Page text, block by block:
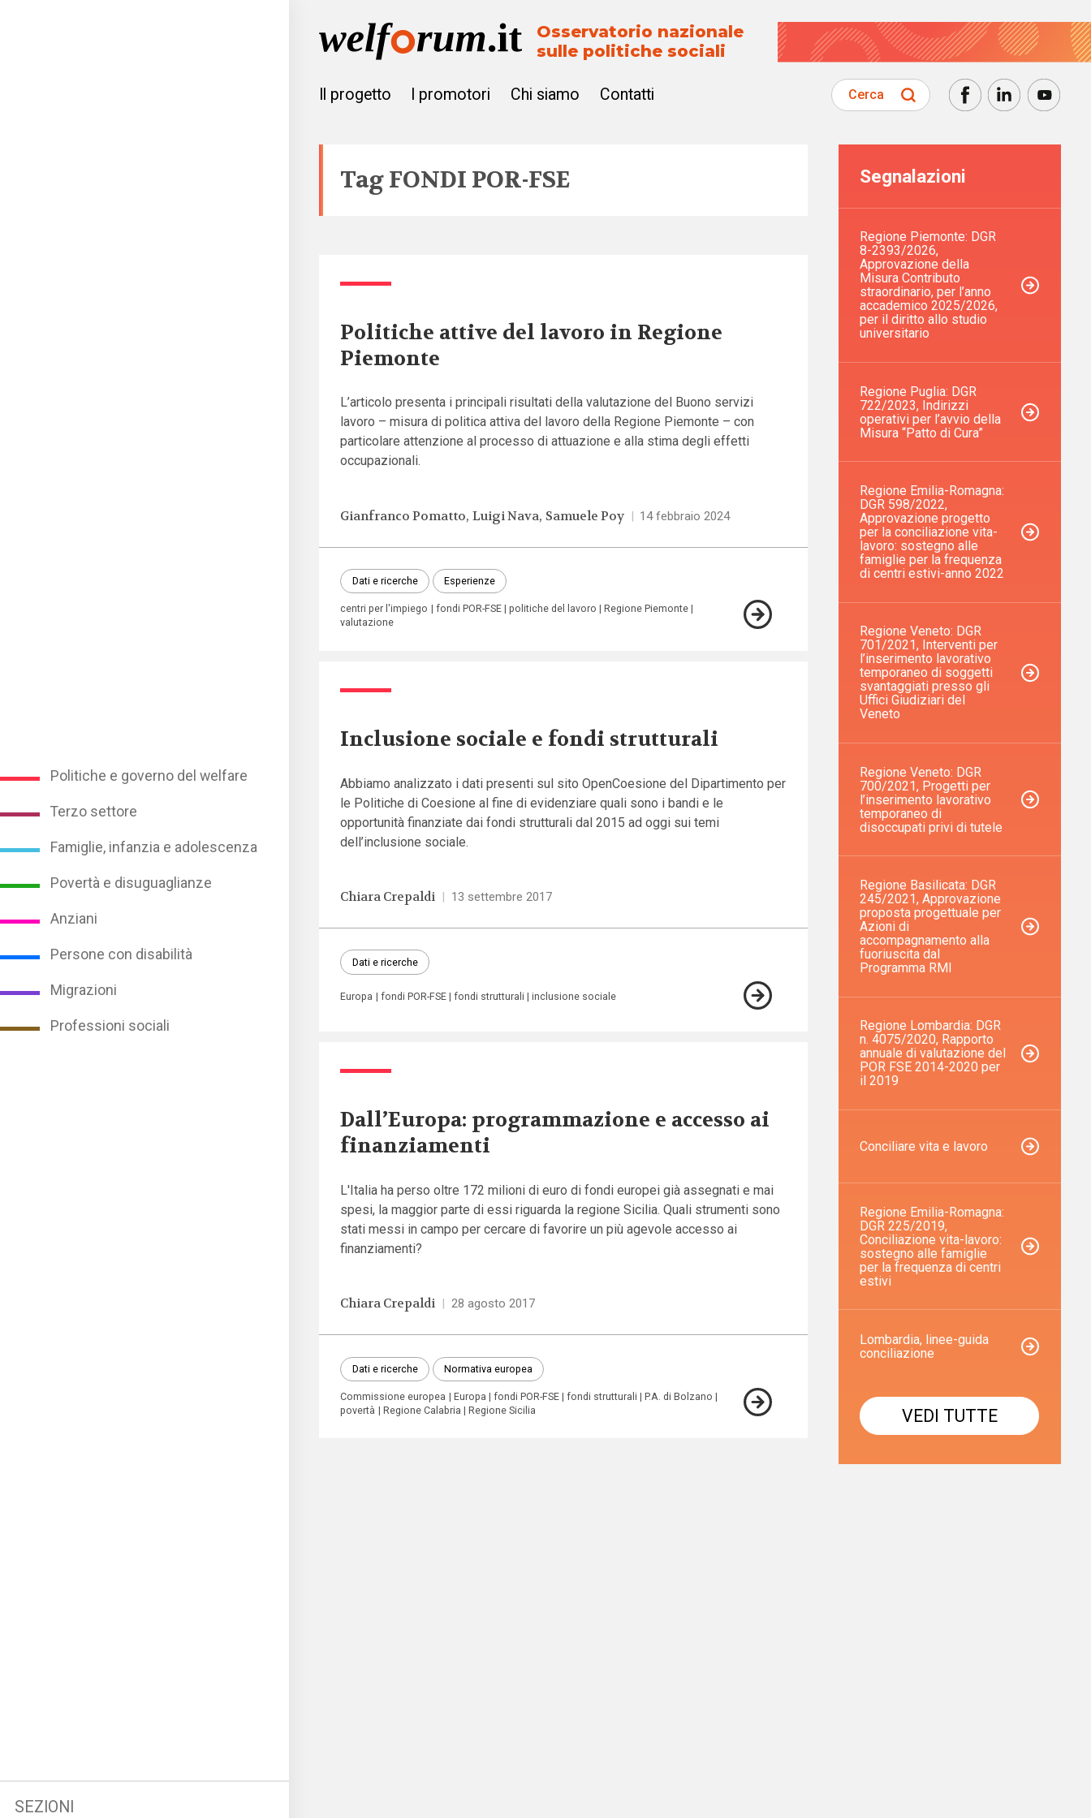
Politiche e governo del welfare
Terzo settore
Famiglie, infanzia e adolescenza
Povertà e disuguaglianze
Anziani
Persone con disabilità
Migrazioni
Professioni sociali
SEZIONI
Osservatorio nazionale
sulle politiche sociali
Il progetto I promotori Chi siamo Contatti Cerca
TagFONDI POR-FSE
Politiche attive del lavoro in Regione
Piemonte
L’articolo presenta i principali risultati della valutazione del Buono servizi
lavoro – misura di politica attiva del lavoro della Regione Piemonte – con
particolare attenzione al processo di attuazione e alla stima degli effetti
occupazionali.
Gianfranco Pomatto Luigi Nava Samuele Poy | 14 febbraio 2024
Dati e ricerche Esperienze
centri per l'impiego fondi POR-FSE politiche del lavoro
Regione Piemonte
valutazione
Inclusione sociale e fondi strutturali
Abbiamo analizzato i dati presenti sul sito OpenCoesione del Dipartimento per
le Politiche di Coesione al fine di evidenziare quali sono i bandi e le
opportunità finanziate dai fondi strutturali dal 2015 ad oggi sui temi
dell’inclusione sociale.
Chiara Crepaldi | 13 settembre 2017
Dati e ricerche
Europa fondi POR-FSE fondi strutturali inclusione sociale
Dall’Europa: programmazione e accesso ai
finanziamenti
L'Italia ha perso oltre 172 milioni di euro di fondi europei già assegnati e mai
spesi, la maggior parte di essi riguarda la regione Sicilia. Quali strumenti sono
stati messi in campo per cercare di favorire un più agevole accesso ai
finanziamenti?
Chiara Crepaldi 28 agosto 2017
Dati e ricerche Normativa europea
Commissione europea Europa fondi POR-FSE fondi strutturali
P.A. di Bolzano
povertà
Regione Calabria Regione Sicilia
Segnalazioni
Regione Piemonte: DGR
8-2393/2026,
Approvazione della
Misura Contributo
straordinario, per l’anno
accademico 2025/2026,
per il diritto allo studio
universitario
Regione Puglia: DGR
722/2023, Indirizzi
operativi per l’avvio della
Misura “Patto di Cura”
Regione Emilia-Romagna:
DGR 598/2022,
Approvazione progetto
per la conciliazione vita-
lavoro: sostegno alle
famiglie per la frequenza
di centri estivi-anno 2022
Regione Veneto: DGR
701/2021, Interventi per
l’inserimento lavorativo
temporaneo di soggetti
svantaggiati presso gli
Uffici Giudiziari del
Veneto
Regione Veneto: DGR
700/2021, Progetti per
l’inserimento lavorativo
temporaneo di
disoccupati privi di tutele
Regione Basilicata: DGR
245/2021, Approvazione
proposta progettuale per
Azioni di
accompagnamento alla
fuoriuscita dal
Programma RMI
Regione Lombardia: DGR
n. 4075/2020, Rapporto
annuale di valutazione del
POR FSE 2014-2020 per
il 2019
Conciliare vita e lavoro
Regione Emilia-Romagna:
DGR 225/2019,
Conciliazione vita-lavoro:
sostegno alle famiglie
per la frequenza di centri
estivi
Lombardia, linee-guida
conciliazione
VEDI TUTTE